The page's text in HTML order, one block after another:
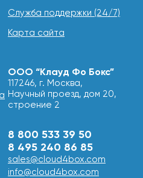
Служба поддержки (24/7)
Карта сайта
ООО “Клауд Фо Бокс”
117246, г. Москва,
Научный проезд, дом 20,
строение 2
8 800 533 39 50
8 495 240 86 85
sales@cloud4box.com
info@cloud4box.com